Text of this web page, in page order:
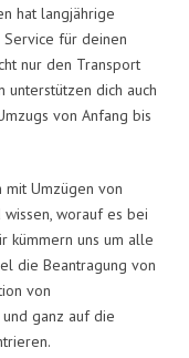
hat langjährige
für deinen
nur den Transport
unterstützen dich auch
von Anfang bis
mit Umzügen von
wissen, worauf es bei
kümmern uns um alle
die Beantragung von
von
ganz auf die